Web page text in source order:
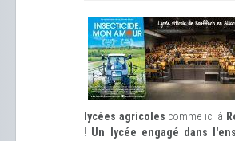
lycées agricoles comme ici à
! Un lycée engagé dans